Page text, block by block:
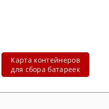
Карта контейнеров
для сбора батареек